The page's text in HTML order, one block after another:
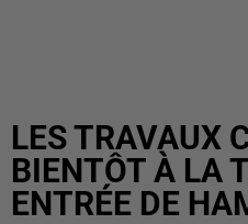
LES TRAVAUX
BIENTÔT À LA
ENTRÉE DE